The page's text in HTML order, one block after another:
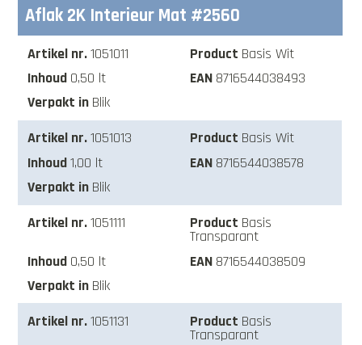
Aflak 2K Interieur Mat #2560
1051011
Basis Wit
0,50 lt
8716544038493
Blik
1051013
Basis Wit
1,00 lt
8716544038578
Blik
1051111
Basis
Transparant
0,50 lt
8716544038509
Blik
1051131
Basis
Transparant